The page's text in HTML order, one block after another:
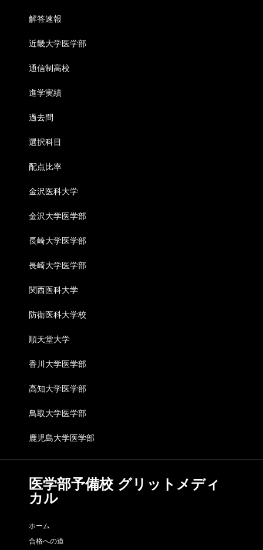
解答速報
近畿大学医学部
通信制高校
進学実績
過去問
選択科目
配点比率
金沢医科大学
金沢大学医学部
長崎大学医学部
長崎大学医学部
関西医科大学
防衛医科大学校
順天堂大学
香川大学医学部
高知大学医学部
鳥取大学医学部
鹿児島大学医学部
医学部予備校 グリットメディ
カル
ホーム
合格への道